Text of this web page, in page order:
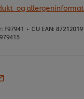
og
F97941 • CU EAN: